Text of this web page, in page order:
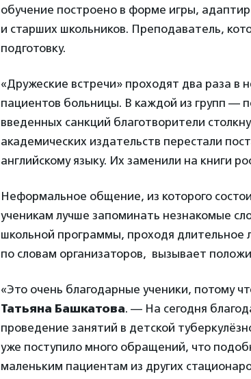
обучение построено в форме игры,
и старших школьников. Преподаватель,
подготовку.
«Дружеские встречи» проходят два раза в
пациентов больницы. В каждой из групп —
введенных санкций благотворители
академических издательств перестали
английскому языку. Их заменили на книги
Неформальное общение, из которого
ученикам лучше запоминать незнакомые
школьной программы, проходя длительное
по словам организаторов, вызывает
«Это очень благодарные ученики, потому
Татьяна Башкатова. — На сегодня
проведение занятий в детской
уже поступило много обращений, что
маленьким пациентам из других